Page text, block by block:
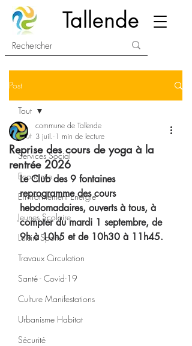
Tallende
Post
Tout
Services Social
Economie
Environnement Energie
Jeunes Scolaire
Loisirs Sports
Travaux Circulation
Santé - Covid-19
Culture Manifestations
Urbanisme Habitat
Sécurité
Tout
Reprise des cours de yoga à la
rentrée 2026
commune de Tallende
3 juil. 1 min de lecture
Le Club des 9 fontaines
reprogramme des cours
hebdomadaires, ouverts à tous, à
compter du mardi 1 septembre, de
9h à 10h5 et de 10h30 à 11h45.